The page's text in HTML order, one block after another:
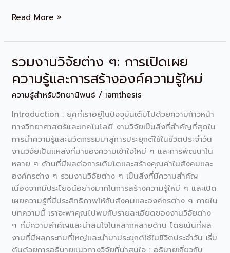
Read More »
รวมงานวิจัยต่าง ๆ: การเปิดเผย
ความรู้และการสร้างองค์ความรู้ใหม่
ความรู้สำหรับวิทยานิพนธ์ / iamthesis
Introduction : ยุคที่เราอยู่ในปัจจุบันเต็มไปด้วยความก้าวหน้า
ทางวิทยาศาสตร์และเทคโนโลยี งานวิจัยเป็นสิ่งที่สำคัญที่สุดใน
การนำความรู้และนวัตกรรมมาสู่การประยุกต์ใช้ในชีวิตประจำวัน
งานวิจัยเป็นแหล่งที่มาของความเข้าใจใหม่ ๆ และการพัฒนาใน
หลาย ๆ ด้านที่มีผลต่อการเติบโตและสร้างคุณค่าในสังคมและ
องค์กรต่าง ๆ รวมงานวิจัยต่าง ๆ เป็นสิ่งที่มีความสำคัญ
เนื่องจากมีประโยชน์อย่างมากในการสร้างความรู้ใหม่ ๆ และเปิด
เผยความรู้ที่มีประสิทธิภาพให้กับสังคมและองค์กรต่าง ๆ ภายใน
บทความนี้ เราจะพาคุณไปพบกับรายละเอียดของงานวิจัยต่าง
ๆ ที่มีความสำคัญและน่าสนใจในหลากหลายด้าน โดยเน้นที่ผล
งานที่มีผลกระทบที่ใหญ่และนำมาประยุกต์ใช้ในชีวิตประจำวัน เริ่ม
ต้นด้วยการอธิบายแนวทางวิจัยที่น่าสนใจ : อธิบายเกี่ยวกับ
รวม
วิจัย
ต่าง
การ
เปิด
เผย
ความ
รู้
และ
การ
สร้าง
องค์
ความ
รู้